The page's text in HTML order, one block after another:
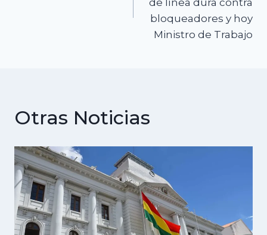
de línea dura contra
bloqueadores y hoy
Ministro de Trabajo
Otras Noticias